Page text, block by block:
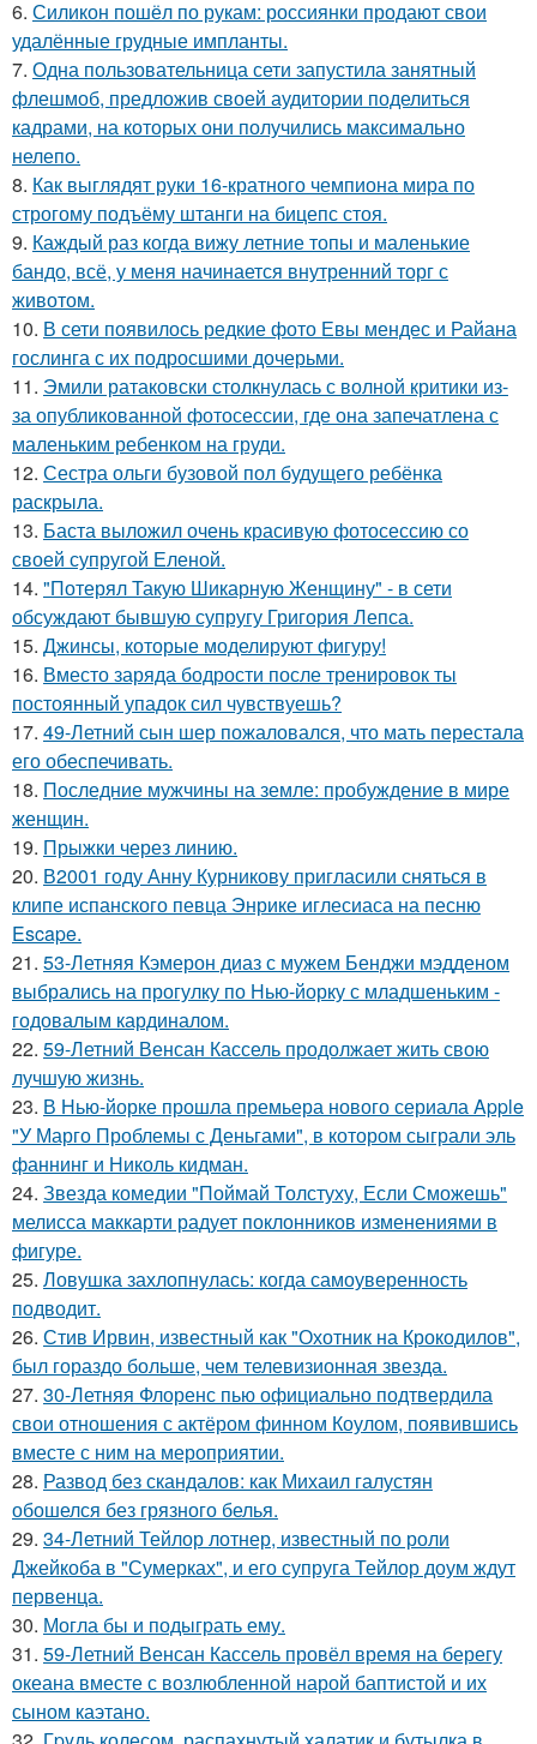
6. Силикон пошёл по рукам: россиянки продают свои
удалённые грудные импланты.
7. Одна пользовательница сети запустила занятный
флешмоб, предложив своей аудитории поделиться
кадрами, на которых они получились максимально
нелепо.
8. Как выглядят руки 16-кратного чемпиона мира по
строгому подъёму штанги на бицепс стоя.
9. Каждый раз когда вижу летние топы и маленькие
бандо, всё, у меня начинается внутренний торг с
животом.
10. В сети появилось редкие фото Евы мендес и Райана
гослинга с их подросшими дочерьми.
11. Эмили ратаковски столкнулась с волной критики из-
за опубликованной фотосессии, где она запечатлена с
маленьким ребенком на груди.
12. Сестра ольги бузовой пол будущего ребёнка
раскрыла.
13. Баста выложил очень красивую фотосессию со
своей супругой Еленой.
14. "Потерял Такую Шикарную Женщину" - в сети
обсуждают бывшую супругу Григория Лепса.
15. Джинсы, которые моделируют фигуру!
16. Вместо заряда бодрости после тренировок ты
постоянный упадок сил чувствуешь?
17. 49-Летний сын шер пожаловался, что мать перестала
его обеспечивать.
18. Последние мужчины на земле: пробуждение в мире
женщин.
19. Прыжки через линию.
20. В2001 году Анну Курникову пригласили сняться в
клипе испанского певца Энрике иглесиаса на песню
Escape.
21. 53-Летняя Кэмерон диаз с мужем Бенджи мэдденом
выбрались на прогулку по Нью-йорку с младшеньким -
годовалым кардиналом.
22. 59-Летний Венсан Кассель продолжает жить свою
лучшую жизнь.
23. В Нью-йорке прошла премьера нового сериала Apple
"У Марго Проблемы с Деньгами", в котором сыграли эль
фаннинг и Николь кидман.
24. Звезда комедии "Поймай Толстуху, Если Сможешь"
мелисса маккарти радует поклонников изменениями в
фигуре.
25. Ловушка захлопнулась: когда самоуверенность
подводит.
26. Стив Ирвин, известный как "Охотник на Крокодилов",
был гораздо больше, чем телевизионная звезда.
27. 30-Летняя Флоренс пью официально подтвердила
свои отношения с актёром финном Коулом, появившись
вместе с ним на мероприятии.
28. Развод без скандалов: как Михаил галустян
обошелся без грязного белья.
29. 34-Летний Тейлор лотнер, известный по роли
Джейкоба в "Сумерках", и его супруга Тейлор доум ждут
первенца.
30. Могла бы и подыграть ему.
31. 59-Летний Венсан Кассель провёл время на берегу
океана вместе с возлюбленной нарой баптистой и их
сыном каэтано.